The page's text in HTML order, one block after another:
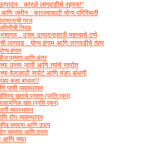
: कारले लागवडीचे रहस्य!”
जमीन : कारल्यासाठी योग्य परिस्थिती
गरज
निवड
: उत्तम उत्पादनासाठी महत्त्वाचे टप्पे
लागवड : योग्य हंगाम आणि लागवडीचे तंत्र
हंगाम
प्रमाण आणि अंतर
उत्तम जाती आणि त्यांचे स्त्रोत
वेलासाठी सपोर्ट आणि मंडप बांधणी
कसा बांधावा?
पाणी व्यवस्थापन
खताचे प्रमाण (प्रति एकर)
खत (प्रति एकर)
व्यवस्थापन
रोग व्यवस्थापन
समस्या आणि उपाय
समस्या आणि उपाय
आणि नफा